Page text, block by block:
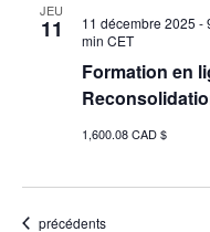
JEU
11
Formation en
11 décembre 2025 -
min CET
1,600.08 CAD $
Évènements
précédents